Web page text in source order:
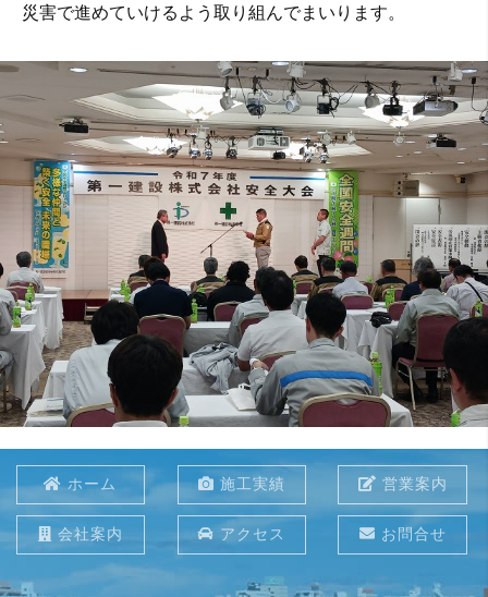
災害で進めていけるよう取り組んでまいります。
ホーム 施工実績 営業案内
会社案内 アクセス お問合せ